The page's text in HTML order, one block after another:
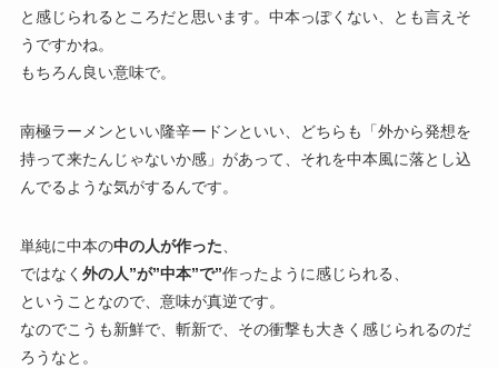
と感じられるところだと思います。中本っぽくない、とも言えそ
うですかね。
もちろん良い意味で。
南極ラーメンといい隆辛ードンといい、どちらも「外から発想を
持って来たんじゃないか感」があって、それを中本風に落とし込
んでるような気がするんです。
単純に中本の中の人が作った、
ではなく 外の人”が”中本”で”作ったように感じられる、
ということなので、意味が真逆です。
なのでこうも新鮮で、斬新で、その衝撃も大きく感じられるのだ
ろうなと。